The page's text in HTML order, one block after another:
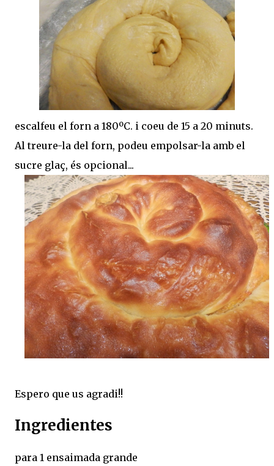
escalfeu el forn a 180ºC. i coeu de 15 a 20 minuts.
Al treure-la del forn, podeu empolsar-la amb el
sucre glaç, és opcional...
Espero que us agradi!!
Ingredientes
para 1 ensaimada grande